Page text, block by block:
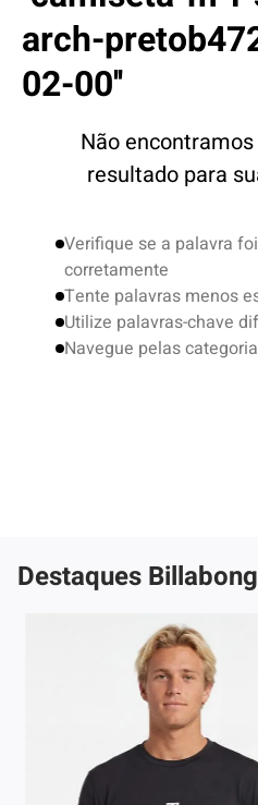
arch-
02-00
Não
resultado para
Verifique se a palavra
corretamente
Tente palavras menos
Utilize palavras-chave
Navegue pelas
Destaques Billabong
4º
boardshort
5 º
camiseta
6º
bermuda
º chinelo